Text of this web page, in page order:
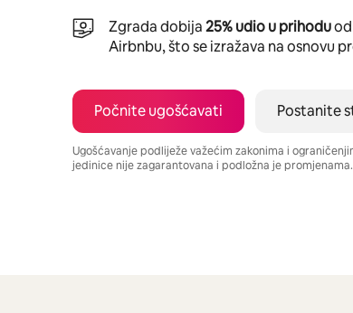
Zgrada dobija25% udio u prihodu
Airbnbu, što se izražava na osnovu
Počnite ugošćavati Postanite
Ugošćavanje podliježe važećim zakonima i
jedinice nije zagarantovana i podložna je promjenama.